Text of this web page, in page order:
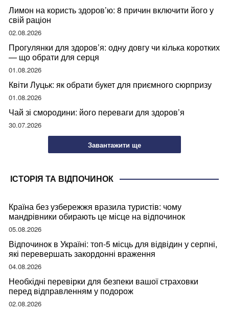
Лимон на користь здоров’ю: 8 причин включити його у
свій раціон
02.08.2026
Прогулянки для здоров’я: одну довгу чи кілька коротких
— що обрати для серця
01.08.2026
Квіти Луцьк: як обрати букет для приємного сюрпризу
01.08.2026
Чай зі смородини: його переваги для здоров’я
30.07.2026
Завантажити ще
ІСТОРІЯ ТА ВІДПОЧИНОК
Країна без узбережжя вразила туристів: чому
мандрівники обирають це місце на відпочинок
05.08.2026
Відпочинок в Україні: топ-5 місць для відвідин у серпні,
які перевершать закордонні враження
04.08.2026
Необхідні перевірки для безпеки вашої страховки
перед відправленням у подорож
02.08.2026